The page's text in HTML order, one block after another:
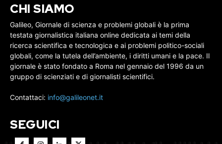
CHI SIAMO
Galileo, Giornale di scienza e problemi globali è la prima
testata giornalistica italiana online dedicata ai temi della
ricerca scientifica e tecnologica e ai problemi politico-sociali
globali, come la tutela dell’ambiente, i diritti umani e la pace. Il
giornale è stato fondato a Roma nel gennaio del 1996 da un
gruppo di scienziati e di giornalisti scientifici.
Contattaci: info@galileonet.it
SEGUICI